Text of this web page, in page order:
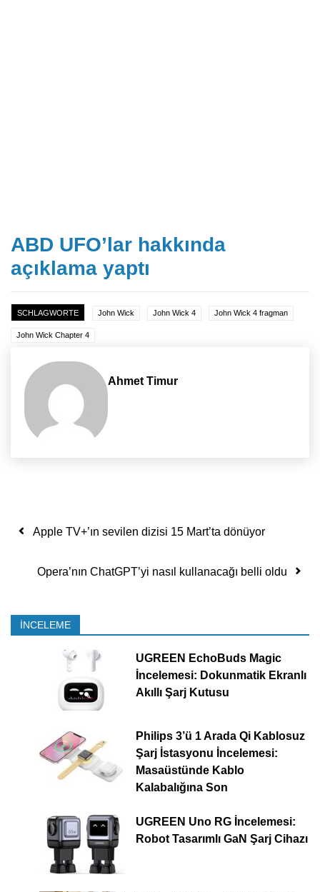
ABD UFO’lar hakkında
açıklama yaptı
SCHLAGWORTE John Wick John Wick 4 John Wick 4 fragman
John Wick Chapter 4
Ahmet Timur
Yazı dolaşımı
Apple TV+’ın sevilen dizisi 15 Mart’ta dönüyor
Opera’nın ChatGPT’yi nasıl kullanacağı belli oldu
İNCELEME
UGREEN EchoBuds Magic
İncelemesi: Dokunmatik Ekranlı
Akıllı Şarj Kutusu
Philips 3’ü 1 Arada Qi Kablosuz
Şarj İstasyonu İncelemesi:
Masaüstünde Kablo
Kalabalığına Son
UGREEN Uno RG İncelemesi:
Robot Tasarımlı GaN Şarj Cihazı